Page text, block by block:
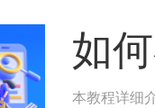
如
本教程详细